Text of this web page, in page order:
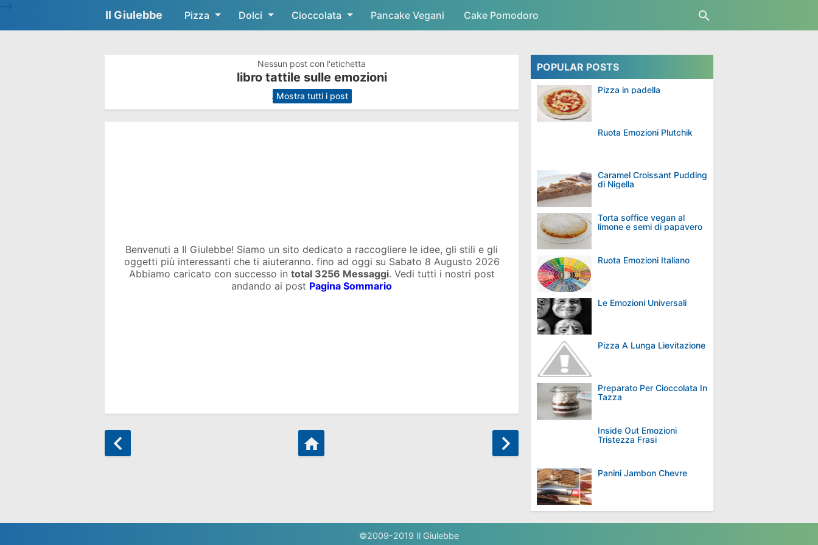
Skip to main content
Il Giulebbe Pizza Dolci Cioccolata Pancake Vegani Cake Pomodoro
Nessun post con l'etichetta
libro tattile sulle emozioni
. Mostra tutti i post
Benvenuti a Il Giulebbe! Siamo un sito dedicato a raccogliere le idee, gli stili e gli
oggetti più interessanti che ti aiuteranno. fino ad oggi su Sabato 8 Augusto 2026
Abbiamo caricato con successo in total 3256 Messaggi. Vedi tutti i nostri post
andando ai post Pagina Sommario
POPULAR POSTS
Pizza in padella
Ruota Emozioni Plutchik
Caramel Croissant Pudding
di Nigella
Torta soffice vegan al
limone e semi di papavero
Ruota Emozioni Italiano
Le Emozioni Universali
Pizza A Lunga Lievitazione
Preparato Per Cioccolata In
Tazza
Inside Out Emozioni
Tristezza Frasi
Panini Jambon Chevre
©2009-2019 Il Giulebbe